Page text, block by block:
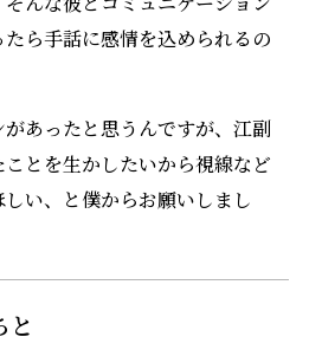
ら手話に感情を込められるの
あったと思うんですが、江副
とを生かしたいから視線など
い、と僕からお願いしまし
と